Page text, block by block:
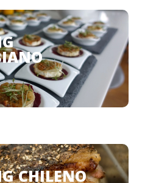
CHILENO